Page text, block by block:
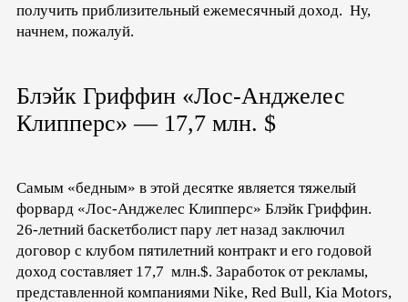
получить приблизительный ежемесячный доход. Ну,
начнем, пожалуй.
Блэйк Гриффин «Лос-Анджелес
Клипперс» — 17,7 млн. $
Самым «бедным» в этой десятке является тяжелый
форвард «Лос-Анджелес Клипперс» Блэйк Гриффин.
26-летний баскетболист пару лет назад заключил
договор с клубом пятилетний контракт и его годовой
доход составляет 17,7 млн.$. Заработок от рекламы,
представленной компаниями Nike, Red Bull, Kia Motors,